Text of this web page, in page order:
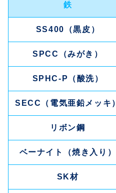
鉄
SS400（黒皮）
SPCC（みがき）
SPHC-P（酸洗）
SECC（電気亜鉛メッキ）
リボン鋼
ベーナイト（焼き入り）
SK材